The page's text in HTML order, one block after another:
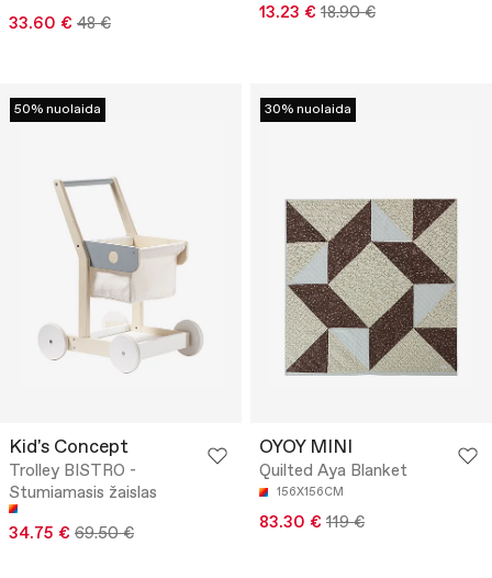
33.60 € 48 €
13.23 € 18.90 €
50% nuolaida
Kid's Concept
Trolley BISTRO -
Stumiamasis žaislas
34.75 € 69.50 €
30% nuolaida
OYOY MINI
Quilted Aya Blanket
156X156CM
83.30 € 119 €